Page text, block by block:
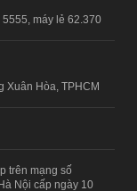
máy lẻ 62.370
Xuân Hòa, TPHCM
trên mạng số
Nội cấp ngày 10